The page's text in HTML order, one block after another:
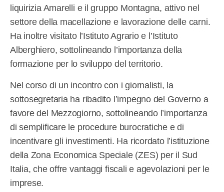
liquirizia Amarelli e il gruppo Montagna, attivo nel
settore della macellazione e lavorazione delle carni.
Ha inoltre visitato l’Istituto Agrario e l’Istituto
Alberghiero, sottolineando l’importanza della
formazione per lo sviluppo del territorio.
Nel corso di un incontro con i giornalisti, la
sottosegretaria ha ribadito l’impegno del Governo a
favore del Mezzogiorno, sottolineando l’importanza
di semplificare le procedure burocratiche e di
incentivare gli investimenti. Ha ricordato l’istituzione
della Zona Economica Speciale (ZES) per il Sud
Italia, che offre vantaggi fiscali e agevolazioni per le
imprese.